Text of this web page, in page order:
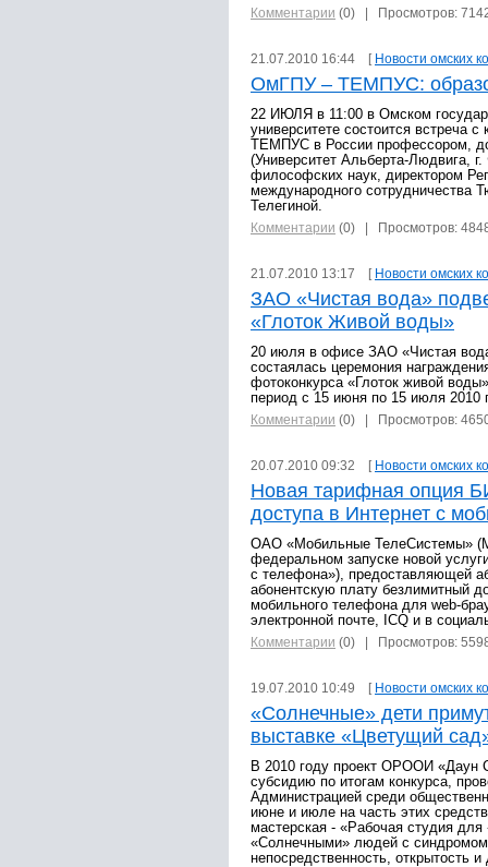
Комментарии (0) | Просмотров:
21.07.2010 16:44 [ Новости омских
ОмГПУ – ТЕМПУС:
22 ИЮЛЯ в 11:00 в Омском
университете состоится встреча с
ТЕМПУС в России профессором,
(Университет Альберта-Людвига,
философских наук, директором
международного сотрудничества
Телегиной.
Комментарии (0) | Просмотров:
21.07.2010 13:17 [ Новости омских
ЗАО «Чистая вода»
«Глоток Живой воды»
20 июля в офисе ЗАО «Чистая
состаялась церемония
фотоконкурса «Глоток живой
период с 15 июня по 15 июля 2010
Комментарии (0) | Просмотров:
20.07.2010 09:32 [ Новости омских
Новая тарифная опция
доступа в Интернет с
ОАО «Мобильные ТелеСистемы»
федеральном запуске новой
с телефона»), предоставляющей
абонентскую плату безлимитный
мобильного телефона для web-
электронной почте, ICQ и в
Комментарии (0) | Просмотров:
19.07.2010 10:49 [ Новости омских
«Солнечные» дети
выставке «Цветущий
В 2010 году проект ОРООИ «Даун
субсидию по итогам конкурса,
Администрацией среди
июне и июле на часть этих
мастерская - «Рабочая студия
«Солнечными» людей с
непосредственность, открытость и